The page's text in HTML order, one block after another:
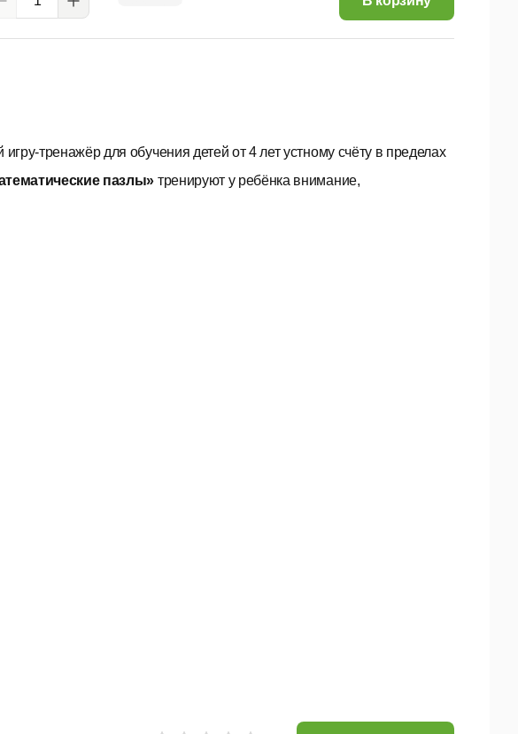
тренажёр для обучения детей от 4 лет устному счёту в пределах
пазлы» тренируют у ребёнка внимание,